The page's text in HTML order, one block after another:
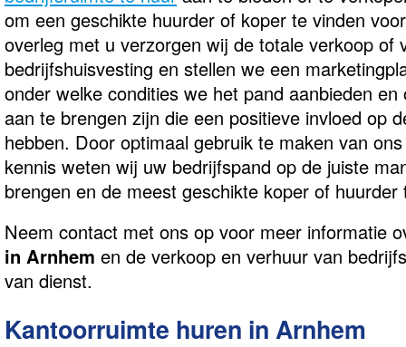
om een geschikte huurder of koper te vinden
overleg met u verzorgen wij de totale verkoop of
bedrijfshuisvesting en stellen we een
onder welke condities we het pand aanbieden
aan te brengen zijn die een positieve invloed op
hebben. Door optimaal gebruik te maken van
kennis weten wij uw bedrijfspand op de juiste
brengen en de meest geschikte koper of huurder
Neem contact met ons op voor meer informatie
in Arnhem en de verkoop en verhuur van
van dienst.
Kantoorruimte huren in Arnhem